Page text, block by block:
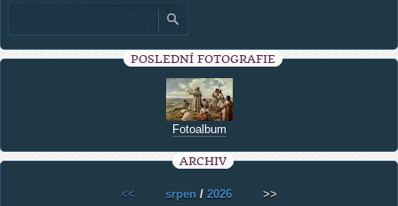
POSLEDNÍ FOTOGRAFIE
Fotoalbum
ARCHIV
<< srpen / 2026 >>